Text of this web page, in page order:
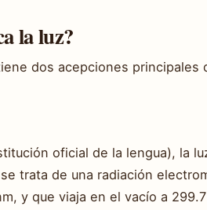
la luz?
dos acepciones
oficial de la lengua), la
trata de una radiación
y que viaja en el vacío a